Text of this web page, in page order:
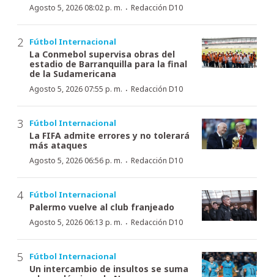
Agosto 5, 2026 08:02 p. m. · Redacción D10
Fútbol Internacional
La Conmebol supervisa obras del
estadio de Barranquilla para la final
de la Sudamericana
Agosto 5, 2026 07:55 p. m. · Redacción D10
Fútbol Internacional
La FIFA admite errores y no tolerará
más ataques
Agosto 5, 2026 06:56 p. m. · Redacción D10
Fútbol Internacional
Palermo vuelve al club franjeado
Agosto 5, 2026 06:13 p. m. · Redacción D10
Fútbol Internacional
Un intercambio de insultos se suma